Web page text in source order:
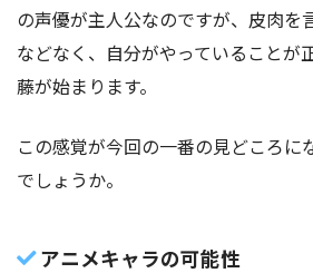
の声優が主人公なのですが、皮肉を
などなく、自分がやっていることが
藤が始まります。
この感覚が今回の一番の見どころに
でしょうか。
アニメキャラの可能性